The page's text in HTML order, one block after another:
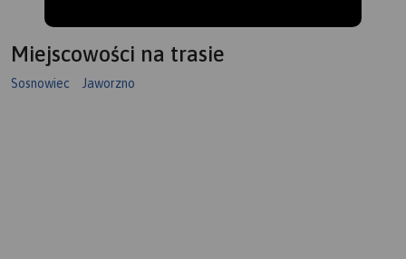
Miejscowości na trasie
Sosnowiec Jaworzno